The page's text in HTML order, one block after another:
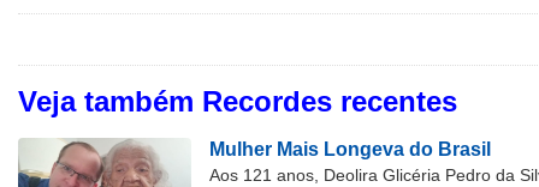
Veja também Recordes recentes
Mulher Mais Longeva do Brasil
Aos 121 anos, Deolira Glicéria Pedro da